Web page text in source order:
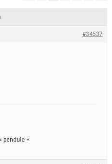
#34537
pendule »